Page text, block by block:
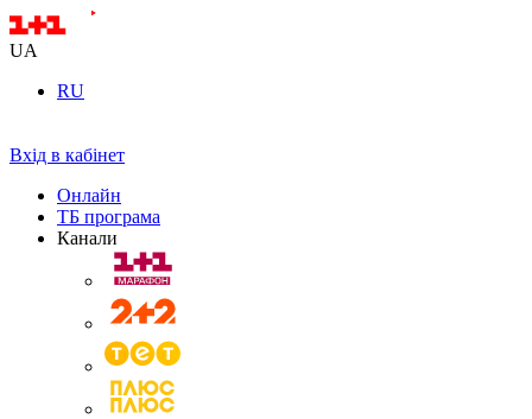
UA
RU
Вхід в кабінет
Онлайн
ТБ програма
Канали